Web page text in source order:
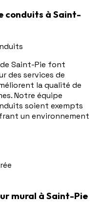
conduits à Saint-
Saint-Pie font
des services de
la qualité de
Notre équipe
soient exempts
un environnement
mural à Saint-Pie